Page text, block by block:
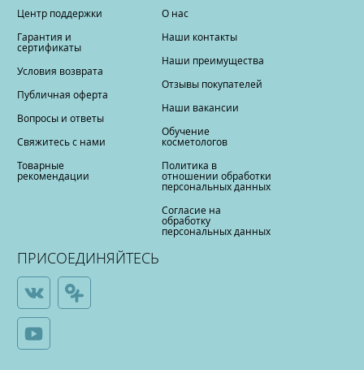
Центр поддержки
Гарантия и
сертификаты
Условия возврата
Публичная оферта
Вопросы и ответы
Свяжитесь с нами
Товарные
рекомендации
О нас
Наши контакты
Наши преимущества
Отзывы покупателей
Наши вакансии
Обучение
косметологов
Политика в
отношении обработки
персональных данных
Согласие на
обработку
персональных данных
ПРИСОЕДИНЯЙТЕСЬ